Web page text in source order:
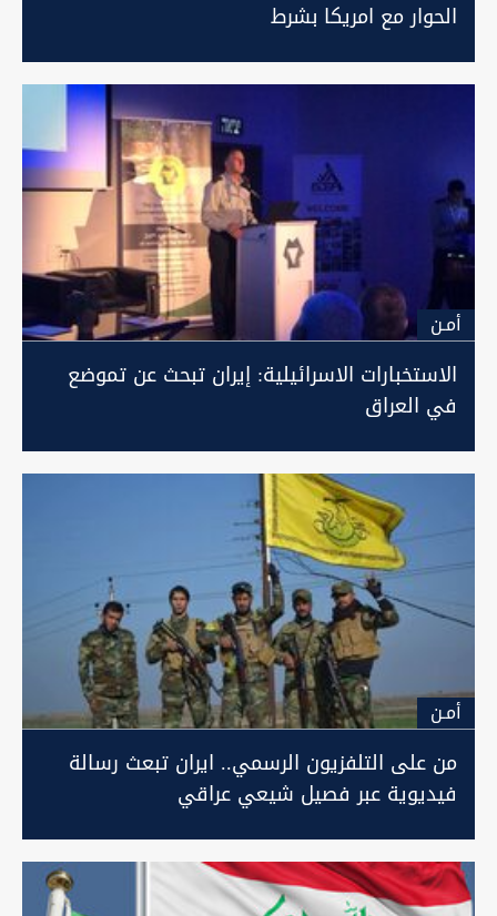
الحوار مع امريكا بشرط
أمـن
الاستخبارات الاسرائيلية: إيران تبحث عن تموضع
في العراق
أمـن
من على التلفزيون الرسمي.. ايران تبعث رسالة
فيديوية عبر فصيل شيعي عراقي